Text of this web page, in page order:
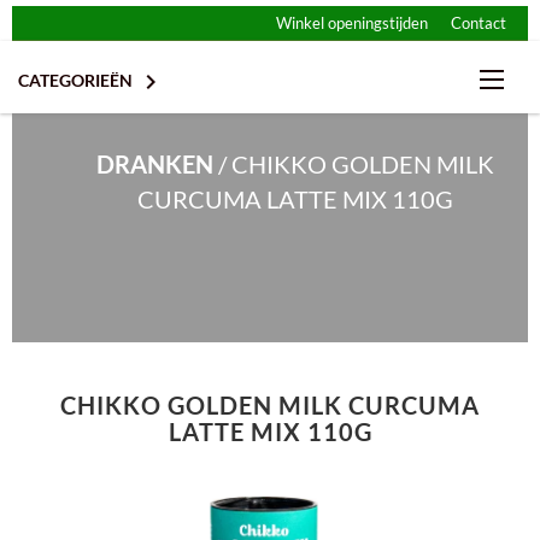
Winkel openingstijden Contact
CATEGORIEËN 
DRANKEN /CHIKKO GOLDEN MILK
CURCUMA LATTE MIX 110G
CHIKKO GOLDEN MILK CURCUMA
LATTE MIX 110G